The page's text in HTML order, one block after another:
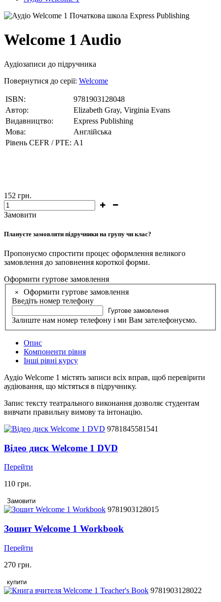
Welcome 1 Audio
Аудіозаписи до підручника
Повернутися до серії: Welcome
ISBN:
9781903128048
Автор:
Elizabeth Gray, Virginia Evans
Видавництво:
Express Publishing
Мова:
Англійська
Рівень CEFR / PTE: А1
152 грн.
Замовити
Плануєте замовляти підручники на групу чи клас?
Пропонуємо спростити процес оформлення великого
замовлення до заповнення короткої форми.
Оформити гуртове замовлення
×
Оформити гуртове замовлення
Введіть номер телефону
Гуртове замовлення
Залиште нам номер телефону і ми Вам зателефонуємо.
Опис
Компоненти рівня
Інші рівні курсу
Аудіо Welcome 1 містять записи всіх вправ, щоб перевірити
аудіювання, що містяться в підручнику.
Запис тексту театрального виконання дозволяє студентам
вивчати правильну вимову та інтонацію.
9781845581541
Відео диск Welcome 1 DVD
Перейти
110 грн.
Замовити
9781903128015
Зошит Welcome 1 Workbook
Перейти
270 грн.
купити
9781903128022